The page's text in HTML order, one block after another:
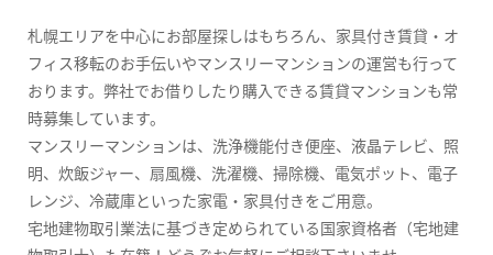
札幌エリアを中心にお部屋探しはもちろん、家具付き賃貸・オ
フィス移転のお手伝いやマンスリーマンションの運営も行って
おります。弊社でお借りしたり購入できる賃貸マンションも常
時募集しています。
マンスリーマンションは、洗浄機能付き便座、液晶テレビ、照
明、炊飯ジャー、扇風機、洗濯機、掃除機、電気ポット、電子
レンジ、冷蔵庫といった家電・家具付きをご用意。
宅地建物取引業法に基づき定められている国家資格者（宅地建